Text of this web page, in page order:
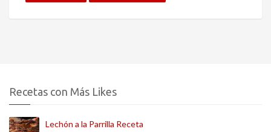
Recetas con Más Likes
Lechón a la Parrilla Receta